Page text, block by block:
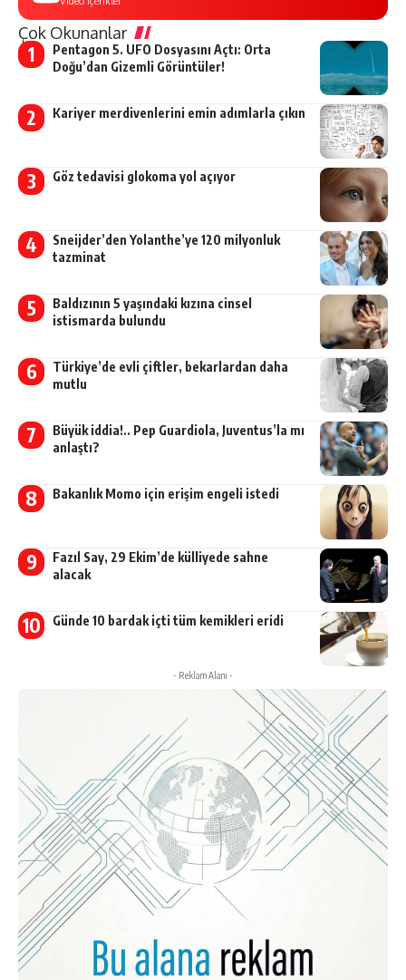
Çok Okunanlar
Pentagon 5. UFO Dosyasını Açtı: Orta
Doğu’dan Gizemli Görüntüler!
Kariyer merdivenlerini emin adımlarla çıkın
Göz tedavisi glokoma yol açıyor
Sneijder’den Yolanthe’ye 120 milyonluk
tazminat
Baldızının 5 yaşındaki kızına cinsel
istismarda bulundu
Türkiye’de evli çiftler, bekarlardan daha
mutlu
Büyük iddia!.. Pep Guardiola, Juventus’la mı
anlaştı?
Bakanlık Momo için erişim engeli istedi
Fazıl Say, 29 Ekim’de külliyede sahne
alacak
Günde 10 bardak içti tüm kemikleri eridi
- Reklam Alanı -